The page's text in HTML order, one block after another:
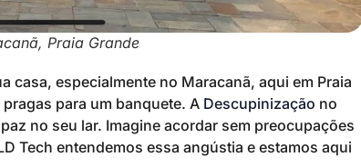
Praia Grande
casa, especialmente no Maracanã, aqui em Praia
para um banquete. A Descupinização no
no seu lar. Imagine acordar sem preocupações
Tech entendemos essa angústia e estamos aqui